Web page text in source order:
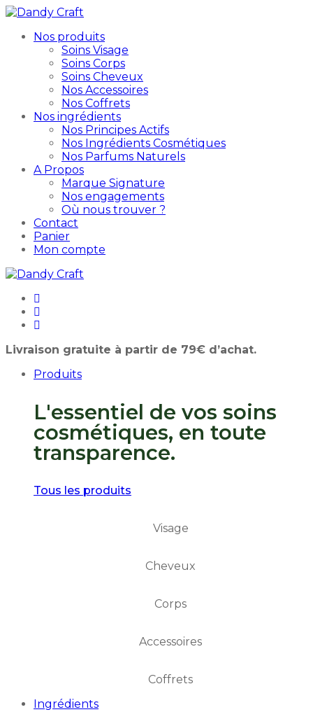
Nos produits
Soins Visage
Soins Corps
Soins Cheveux
Nos Accessoires
Nos Coffrets
Nos ingrédients
Nos Principes Actifs
Nos Ingrédients Cosmétiques
Nos Parfums Naturels
A Propos
Marque Signature
Nos engagements
Où nous trouver ?
Contact
Panier
Mon compte
Livraison gratuite à partir de 79€ d’achat.
Produits
L'essentiel de vos soins
cosmétiques, en toute
transparence.
Tous les produits
Visage
Cheveux
Corps
Accessoires
Coffrets
Ingrédients